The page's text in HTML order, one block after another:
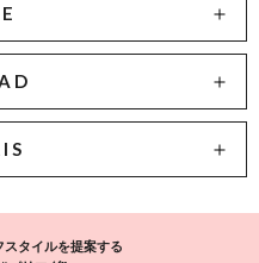
スタイルを提案する